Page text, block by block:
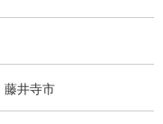
藤井寺市